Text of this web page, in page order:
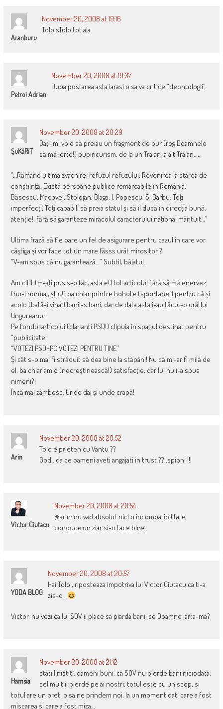
Aranburu
November 20, 2008 at 19:16
Tolo,sTolo tot aia.
Petroi Adrian
November 20, 2008 at 19:37
Dupa postarea asta iarasi o sa va critice “deontologii”.
ŞuKăRiT
November 20, 2008 at 20:29
Daţi-mi voie să preiau un fragment de pur (rog Doamnele
să mă ierte!) pupincurism, de la un Traian la alt Traian…..
“…Rămâne ultima zvâcnire: refuzul refuzului. Revenirea la starea de
conştiinţă. Există persoane publice remarcabile în România:
Băsescu, Macovei, Stolojan, Blaga, I. Popescu, S. Barbu. Toţi
imperfecţi. Toţi capabili să preia statul şi să îl ducă în direcţia bună,
atenţie!, fără să garanteze miracolul caracterului naţional mântuit…”
Ultima frază să fie oare un fel de asigurare pentru cazul în care vor
câştiga şi vor face tot un mare fâsss urât mirositor ?
“V-am spus că nu garantează…” Subtil, băiatul.
Am citit (m-aţi pus s-o fac, asta e!) tot articolul fără să mă enervez
(nu-i normal, ştiu!) ba chiar printre hohote (spontane!) pentru că şi
acolo (bată-i vina!) banii-s bani, dar de data asta i-au făcut-o urâtlui
Ungureanu!
Pe fondul articolui (clar anti PSD!) clipuia în spaţiul destinat pentru
“publicitate”
“VOTEZI PSD+PC VOTEZI PENTRU TINE”
Şi cât s-o mai fi străduit să dea bine la stăpâni! Nu că mi-ar fi milă de
el, ba chiar am o (necreştinească!) satisfacţie, dar lui nu i-a spus
nimeni?!
Încă mai zâmbesc. Unde dai şi unde crapă!
Arin
November 20, 2008 at 20:52
Tolo e prieten cu Vantu ??
God ..da ce oameni aveti angajati in trust ??..spioni !!!
Victor Ciutacu
November 20, 2008 at 20:54
@arin: nu vad absolut nici o incompatibilitate.
conduce un ziar si-o face bine.
YODA BLOG
November 20, 2008 at 20:57
Hai Tolo , riposteaza impotriva lui Victor Ciutacu ca ti-a
zis-o .
Victor, nu vezi ca lui SOV ii place sa piarda bani, ce Doamne iarta-ma?
Hamsia
November 20, 2008 at 21:12
stati linistiti, oameni buni, ca SOV nu pierde bani niciodata,
cel mult ii pierde pe ai nostri; totul este cu un scop, si
totul are un pret. o sa ne prindem noi, la un moment dat, care a fost
miscarea si care a fost miza…